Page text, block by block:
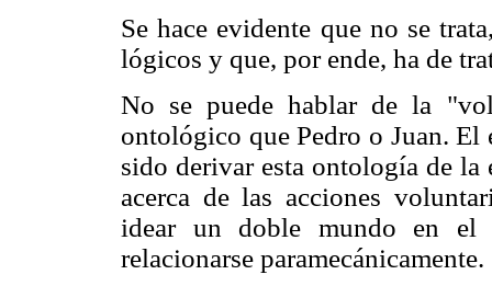
Se hace evidente que no se
lógicos y que, por ende, ha de
No se puede hablar de la
ontológico que Pedro o Juan.
sido derivar esta ontología de la
acerca de las acciones
idear un doble mundo en
relacionarse paramecánicamente.